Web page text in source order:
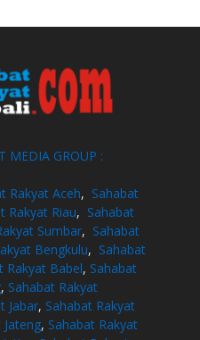
MEDIA GROUP :
Rakyat Aceh, Sahabat
Rakyat Riau, Sahabat
Sumbar, Sahabat
Bengkulu, Sahabat
Rakyat Babel, Sahabat
, Sahabat Rakyat
Jabar, Sahabat Rakyat
Jateng, Sahabat Rakyat